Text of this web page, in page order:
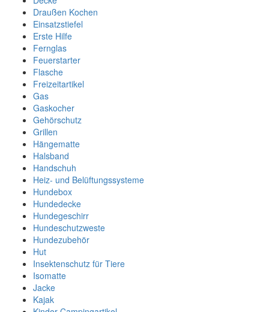
Draußen Kochen
Einsatzstiefel
Erste Hilfe
Fernglas
Feuerstarter
Flasche
Freizeitartikel
Gas
Gaskocher
Gehörschutz
Grillen
Hängematte
Halsband
Handschuh
Heiz- und Belüftungssysteme
Hundebox
Hundedecke
Hundegeschirr
Hundeschutzweste
Hundezubehör
Hut
Insektenschutz für Tiere
Isomatte
Jacke
Kajak